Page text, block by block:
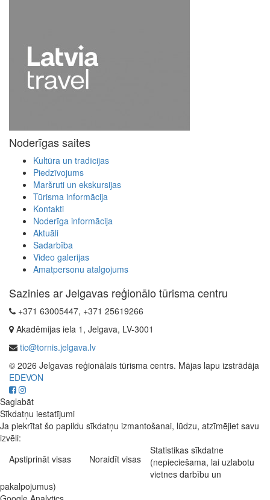
Noderīgas saites
Kultūra un tradīcijas
Piedzīvojums
Maršruti un ekskursijas
Tūrisma informācija
Kontakti
Noderīga informācija
Aktuāli
Sadarbība
Video galerijas
Amatpersonu atalgojums
Sazinies ar Jelgavas reģionālo tūrisma centru
+371 63005447, +371 25619266
Akadēmijas iela 1, Jelgava, LV-3001
tic@tornis.jelgava.lv
© 2026 Jelgavas reģionālais tūrisma centrs. Mājas lapu izstrādāja
EDEVON
Saglabāt
Sīkdatņu iestatījumi
Ja piekrītat šo papildu sīkdatņu izmantošanai, lūdzu, atzīmējiet savu
izvēli:
Apstiprināt visas
Noraidīt visas
Statistikas sīkdatne
(nepieciešama, lai uzlabotu
vietnes darbību un
pakalpojumus)